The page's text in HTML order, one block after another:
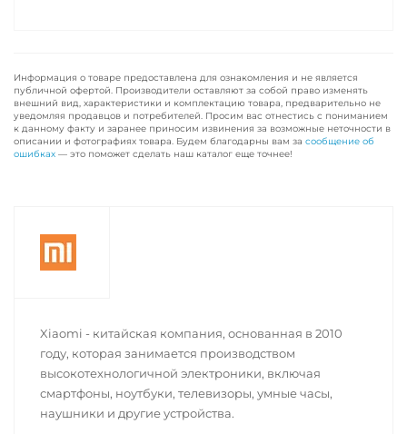
Информация о товаре предоставлена для ознакомления и не является
публичной офертой. Производители оставляют за собой право изменять
внешний вид, характеристики и комплектацию товара, предварительно не
уведомляя продавцов и потребителей. Просим вас отнестись с пониманием
к данному факту и заранее приносим извинения за возможные неточности в
описании и фотографиях товара. Будем благодарны вам за сообщение об
ошибках — это поможет сделать наш каталог еще точнее!
Xiaomi - китайская компания, основанная в 2010
году, которая занимается производством
высокотехнологичной электроники, включая
смартфоны, ноутбуки, телевизоры, умные часы,
наушники и другие устройства.